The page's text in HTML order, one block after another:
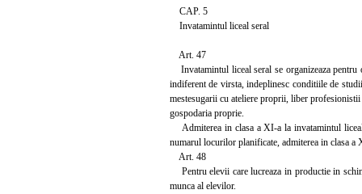
CAP. 5
Invatamintul liceal seral
Art. 47
Invatamintul liceal seral se organizeaza pentru
indiferent de virsta, indeplinesc conditiile de
mestesugarii cu ateliere proprii, liber
gospodaria proprie.
Admiterea in clasa a XI-a la invatamintul
numarul locurilor planificate, admiterea in clasa a
Art. 48
Pentru elevii care lucreaza in productie in
munca al elevilor.